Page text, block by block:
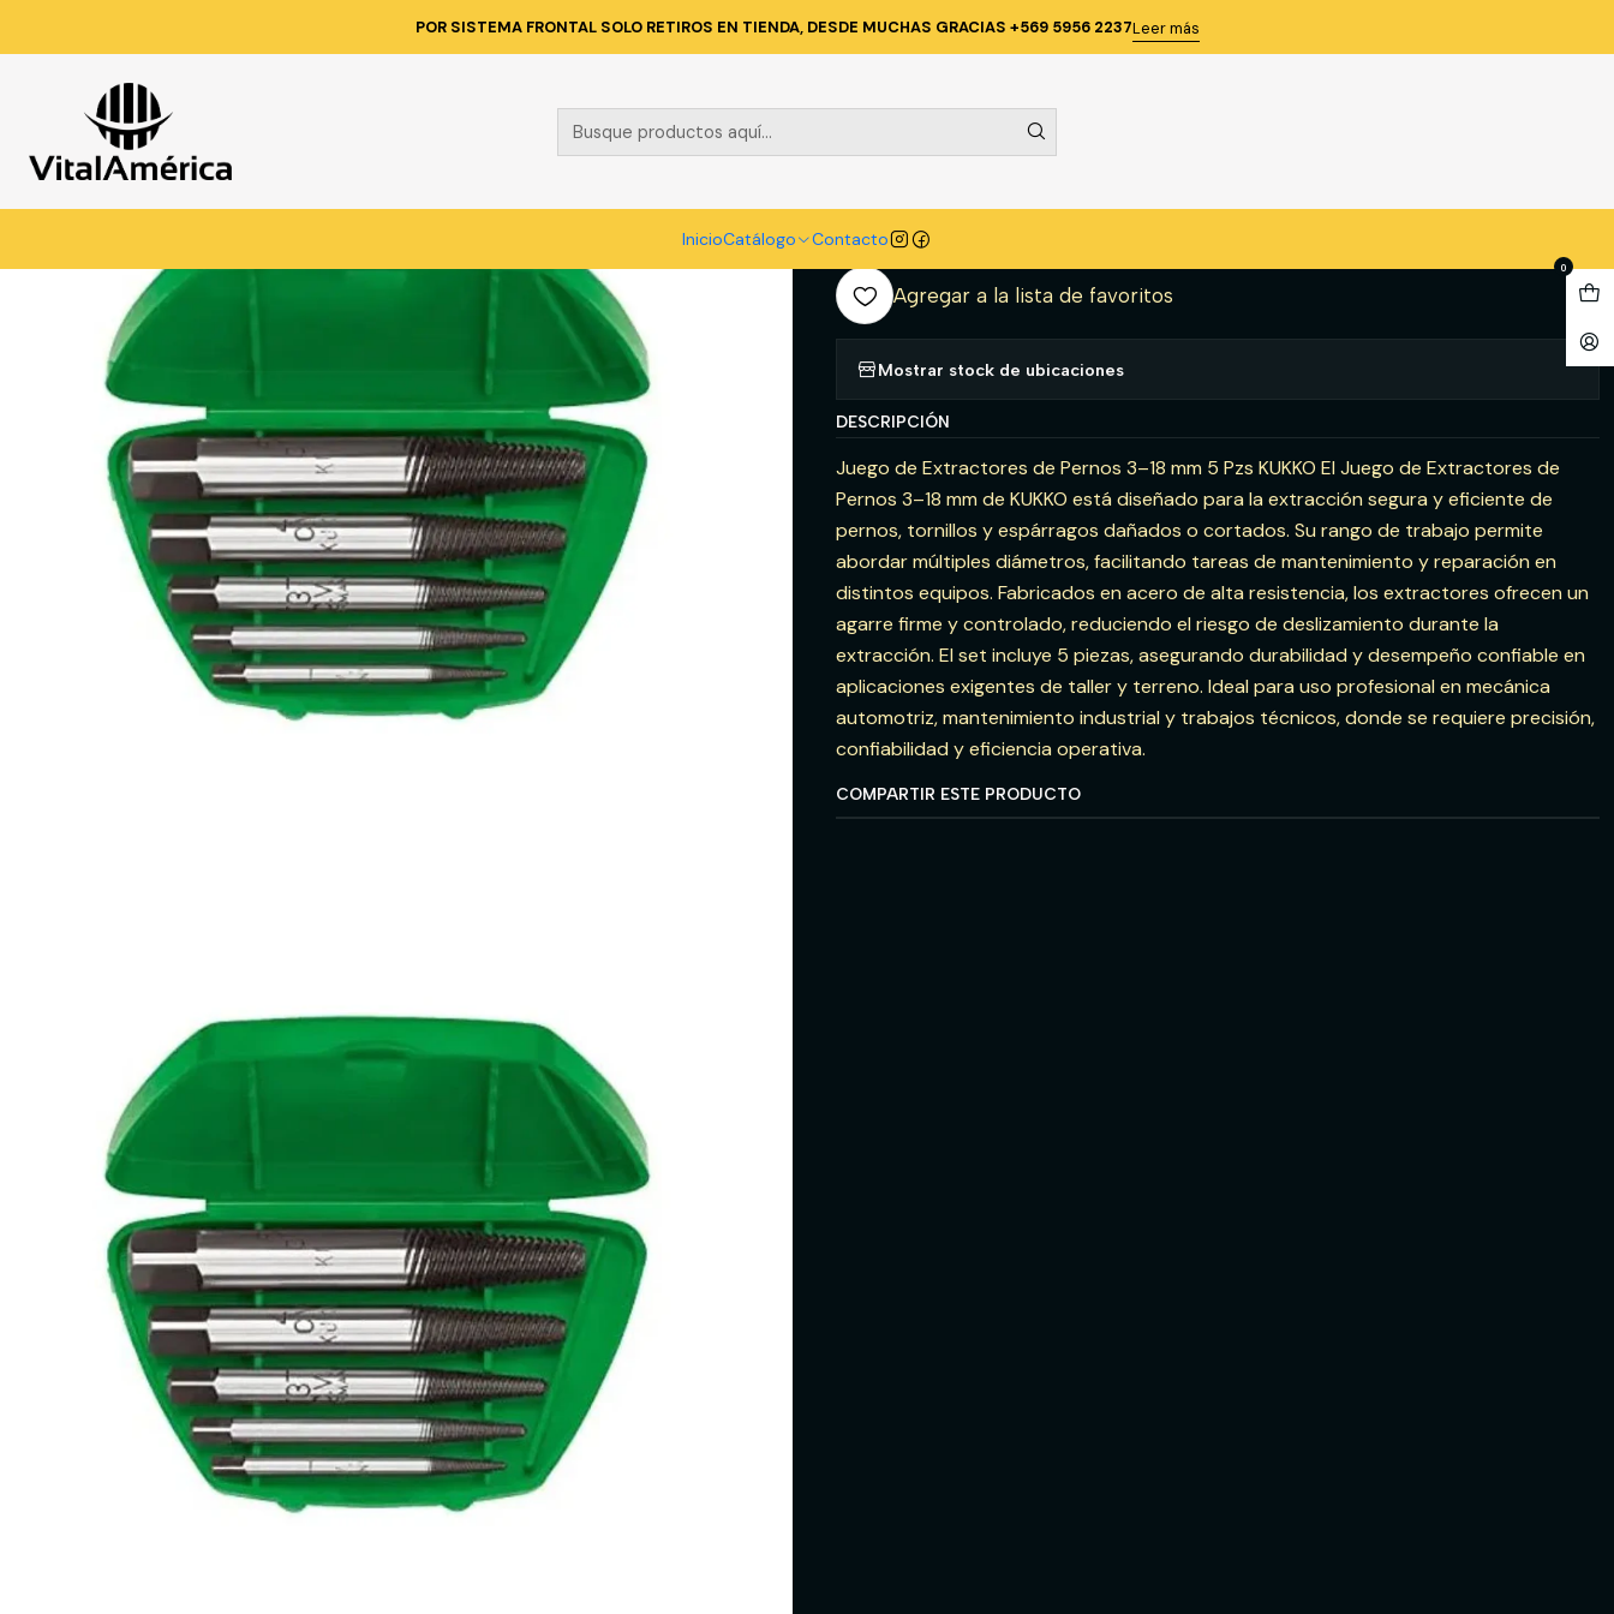
InicioCatálogo Contacto
0
POR SISTEMA FRONTAL SOLO RETIROS EN TIENDA, DESDE MUCHAS GRACIAS +569 5956 2237Leer más
Catálogo FERRETERIA HERRAMIENTAS MANUALES JGO. EXTRACTORES PERNOS 5 PZAS. 3-18 MM. (49-A) - KUKKO
|
JGO. EXTRACTORES PERNOS 5 PZAS. 3-18
MM. (49-A) - KUKKO
Cantidad
Agregar a la lista de favoritos
Mostrar stock de ubicaciones
DESCRIPCIÓN
Juego de Extractores de Pernos 3–18 mm 5 Pzs KUKKO El Juego de Extractores de
Pernos 3–18 mm de KUKKO está diseñado para la extracción segura y eficiente de
pernos, tornillos y espárragos dañados o cortados. Su rango de trabajo permite
abordar múltiples diámetros, facilitando tareas de mantenimiento y reparación en
distintos equipos. Fabricados en acero de alta resistencia, los extractores ofrecen un
agarre firme y controlado, reduciendo el riesgo de deslizamiento durante la
extracción. El set incluye 5 piezas, asegurando durabilidad y desempeño confiable en
aplicaciones exigentes de taller y terreno. Ideal para uso profesional en mecánica
automotriz, mantenimiento industrial y trabajos técnicos, donde se requiere precisión,
confiabilidad y eficiencia operativa.
COMPARTIR ESTE PRODUCTO